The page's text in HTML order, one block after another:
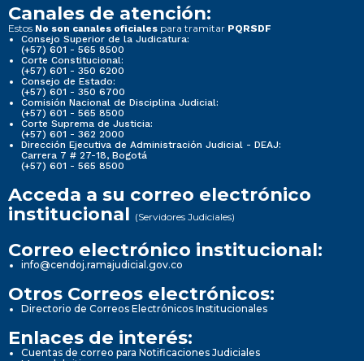
Canales de atención:
Estos No son canales oficiales para tramitar PQRSDF
Consejo Superior de la Judicatura:
(+57) 601 - 565 8500
Corte Constitucional:
(+57) 601 - 350 6200
Consejo de Estado:
(+57) 601 - 350 6700
Comisión Nacional de Disciplina Judicial:
(+57) 601 - 565 8500
Corte Suprema de Justicia:
(+57) 601 - 362 2000
Dirección Ejecutiva de Administración Judicial - DEAJ:
Carrera 7 # 27-18, Bogotá
(+57) 601 - 565 8500
Acceda a su correo electrónico
institucional (Servidores Judiciales)
Correo electrónico institucional:
info@cendoj.ramajudicial.gov.co
Otros Correos electrónicos:
Directorio de Correos Electrónicos Institucionales
Enlaces de interés:
Cuentas de correo para Notificaciones Judiciales